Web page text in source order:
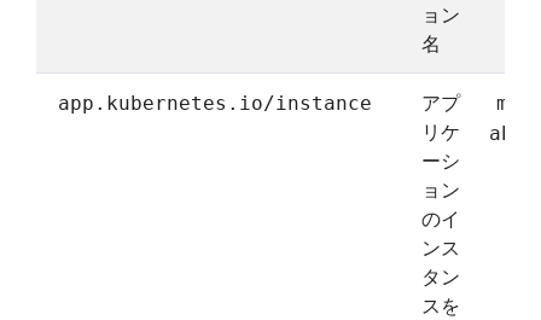
ョン
名
app.kubernetes.io/instance
アプ
リケ
ーシ
ョン
のイ
ンス
タン
スを